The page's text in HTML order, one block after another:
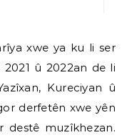
û 2022an de li
Kureciyan û
derfetên xwe yên
destê muzîkhezan.